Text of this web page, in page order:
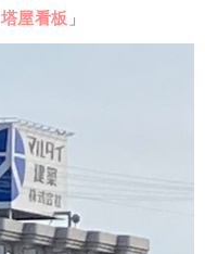
塔屋看板 」